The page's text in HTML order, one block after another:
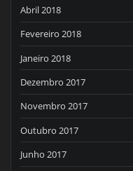
Abril 2018
Fevereiro 2018
Janeiro 2018
Dezembro 2017
Novembro 2017
Outubro 2017
Junho 2017